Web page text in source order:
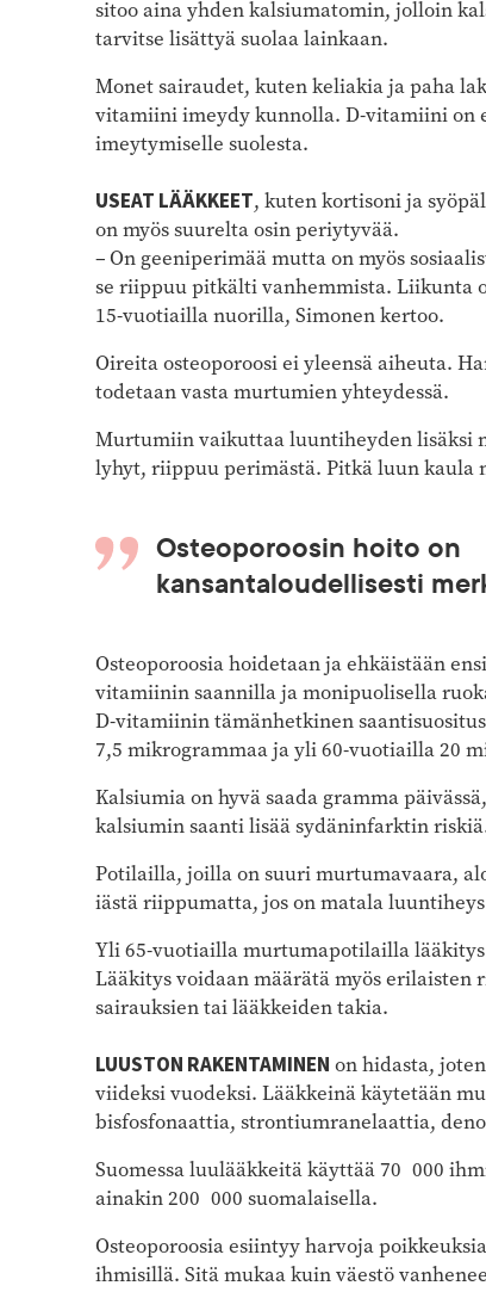
sitoo aina yhden kalsiumatomin, jolloin
tarvitse lisättyä suolaa lainkaan.
Monet sairaudet, kuten keliakia ja paha
vitamiini imeydy kunnolla. D-vitamiini on
imeytymiselle suolesta.
USEAT LÄÄKKEET, kuten kortisoni ja
on myös suurelta osin periytyvää.
– On geeniperimää mutta on myös
se riippuu pitkälti vanhemmista. Liikunta
15-vuotiailla nuorilla, Simonen kertoo.
Oireita osteoporoosi ei yleensä aiheuta.
todetaan vasta murtumien yhteydessä.
Murtumiin vaikuttaa luuntiheyden lisäksi
lyhyt, riippuu perimästä. Pitkä luun
Osteoporoosin hoito on
kansantaloudellisesti
Osteoporoosia hoidetaan ja ehkäistään
vitamiinin saannilla ja monipuolisella
D-vitamiinin tämänhetkinen
7,5 mikrogrammaa ja yli 60-vuotiailla 20
Kalsiumia on hyvä saada gramma
kalsiumin saanti lisää sydäninfarktin
Potilailla, joilla on suuri murtumavaara,
iästä riippumatta, jos on matala
Yli 65-vuotiailla murtumapotilailla
Lääkitys voidaan määrätä myös
sairauksien tai lääkkeiden takia.
LUUSTON RAKENTAMINEN on hidasta,
viideksi vuodeksi. Lääkkeinä käytetään
bisfosfonaattia, strontiumranelaattia,
Suomessa luulääkkeitä käyttää 70 000
ainakin 200 000 suomalaisella.
Osteoporoosia esiintyy harvoja
ihmisillä. Sitä mukaa kuin väestö